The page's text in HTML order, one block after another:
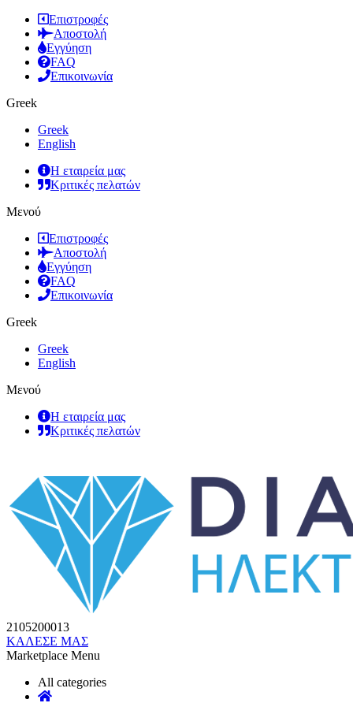
Επιστροφές
Αποστολή
Εγγύηση
FAQ
Επικοινωνία
Greek
Greek
English
Η εταιρεία μας
Κριτικές πελατών
Μενού
Επιστροφές
Αποστολή
Εγγύηση
FAQ
Επικοινωνία
Greek
Greek
English
Μενού
Η εταιρεία μας
Κριτικές πελατών
2105200013
ΚΑΛΕΣΕ ΜΑΣ
Marketplace Menu
All categories